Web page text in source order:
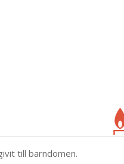
till barndomen.